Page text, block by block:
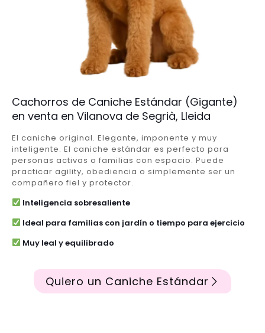
Cachorros de Caniche Estándar (Gigante)
en venta en Vilanova de Segrià, Lleida
El caniche original. Elegante, imponente y muy
inteligente. El caniche estándar es perfecto para
personas activas o familias con espacio. Puede
practicar agility, obediencia o simplemente ser un
compañero fiel y protector.
Inteligencia sobresaliente
Ideal para familias con jardín o tiempo para ejercicio
Muy leal y equilibrado
Quiero un Caniche Estándar